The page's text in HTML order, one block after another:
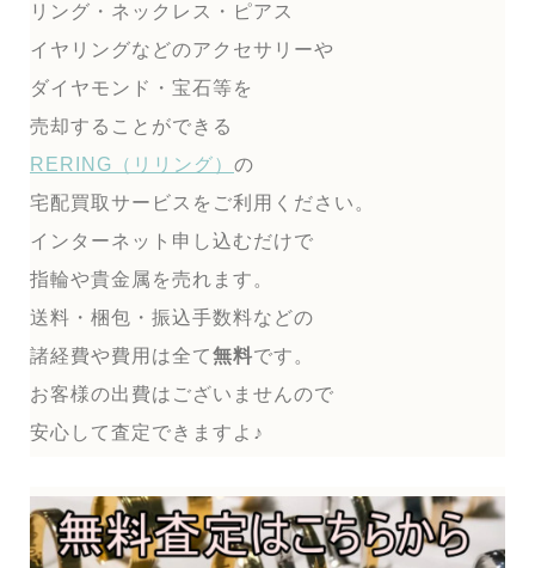
リング・ネックレス・ピアス
イヤリングなどのアクセサリーや
ダイヤモンド・宝石等を
売却することができる
RERING（リリング） の
宅配買取サービスをご利用ください。
インターネット申し込むだけで
指輪や貴金属を売れます。
送料・梱包・振込手数料などの
諸経費や費用は全て無料です。
お客様の出費はございませんので
安心して査定できますよ♪